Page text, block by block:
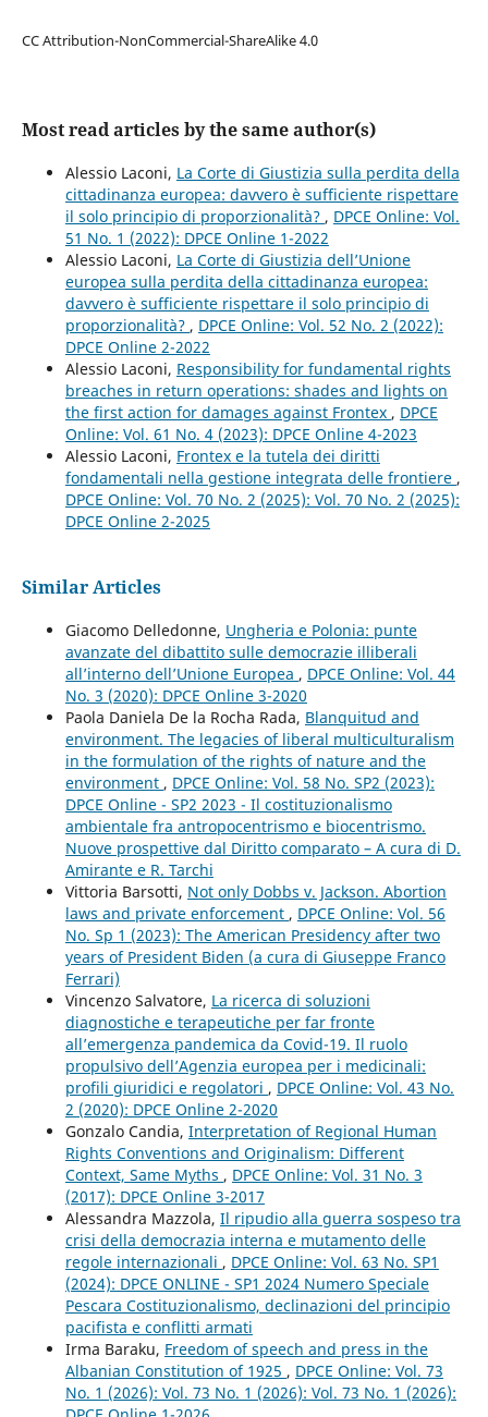
CC Attribution-NonCommercial-ShareAlike 4.0
Most read articles by the same author(s)
Alessio Laconi, La Corte di Giustizia sulla perdita della
cittadinanza europea: davvero è sufficiente rispettare
il solo principio di proporzionalità? , DPCE Online: Vol.
51 No. 1 (2022): DPCE Online 1-2022
Alessio Laconi, La Corte di Giustizia dell’Unione
europea sulla perdita della cittadinanza europea:
davvero è sufficiente rispettare il solo principio di
proporzionalità? , DPCE Online: Vol. 52 No. 2 (2022):
DPCE Online 2-2022
Alessio Laconi, Responsibility for fundamental rights
breaches in return operations: shades and lights on
the first action for damages against Frontex , DPCE
Online: Vol. 61 No. 4 (2023): DPCE Online 4-2023
Alessio Laconi, Frontex e la tutela dei diritti
fondamentali nella gestione integrata delle frontiere ,
DPCE Online: Vol. 70 No. 2 (2025): Vol. 70 No. 2 (2025):
DPCE Online 2-2025
Similar Articles
Giacomo Delledonne, Ungheria e Polonia: punte
avanzate del dibattito sulle democrazie illiberali
all’interno dell’Unione Europea , DPCE Online: Vol. 44
No. 3 (2020): DPCE Online 3-2020
Paola Daniela De la Rocha Rada, Blanquitud and
environment. The legacies of liberal multiculturalism
in the formulation of the rights of nature and the
environment , DPCE Online: Vol. 58 No. SP2 (2023):
DPCE Online - SP2 2023 - Il costituzionalismo
ambientale fra antropocentrismo e biocentrismo.
Nuove prospettive dal Diritto comparato – A cura di D.
Amirante e R. Tarchi
Vittoria Barsotti, Not only Dobbs v. Jackson. Abortion
laws and private enforcement , DPCE Online: Vol. 56
No. Sp 1 (2023): The American Presidency after two
years of President Biden (a cura di Giuseppe Franco
Ferrari)
Vincenzo Salvatore, La ricerca di soluzioni
diagnostiche e terapeutiche per far fronte
all’emergenza pandemica da Covid-19. Il ruolo
propulsivo dell’Agenzia europea per i medicinali:
profili giuridici e regolatori , DPCE Online: Vol. 43 No.
2 (2020): DPCE Online 2-2020
Gonzalo Candia, Interpretation of Regional Human
Rights Conventions and Originalism: Different
Context, Same Myths , DPCE Online: Vol. 31 No. 3
(2017): DPCE Online 3-2017
Alessandra Mazzola, Il ripudio alla guerra sospeso tra
crisi della democrazia interna e mutamento delle
regole internazionali , DPCE Online: Vol. 63 No. SP1
(2024): DPCE ONLINE - SP1 2024 Numero Speciale
Pescara Costituzionalismo, declinazioni del principio
pacifista e conflitti armati
Irma Baraku, Freedom of speech and press in the
Albanian Constitution of 1925 , DPCE Online: Vol. 73
No. 1 (2026): Vol. 73 No. 1 (2026): Vol. 73 No. 1 (2026):